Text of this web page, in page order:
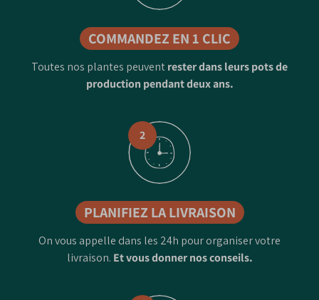
COMMANDEZ EN 1 CLIC
Toutes nos plantes peuventrester dans leurs pots de
production pendant deux ans.
2
PLANIFIEZ LA LIVRAISON
On vous appelle dans les 24h pour organiser votre
livraison. Et vous donner nos conseils.